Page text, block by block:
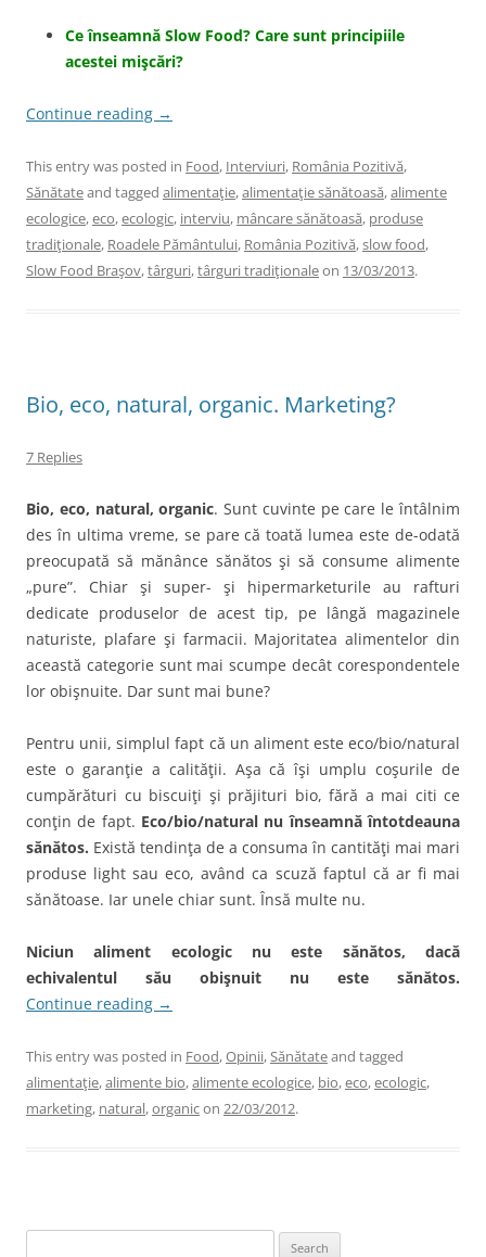
Ce înseamnă Slow Food? Care sunt principiile
acestei mişcări?
Continue reading →
This entry was posted in Food, Interviuri, România Pozitivă,
Sănătateand tagged alimentaţie,alimentaţie sănătoasă,alimente
ecologice,eco,ecologic, interviu, mâncare sănătoasă, produse
tradiţionale, Roadele Pământului, România Pozitivă,slow food,
Slow Food Braşov,târguri,târguri tradiţionaleon 13/03/2013.
Bio, eco, natural, organic. Marketing?
7 Replies
Bio, eco, natural, organic. Sunt cuvinte pe care le întâlnim
des în ultima vreme, se pare că toată lumea este de-odată
preocupată să mănânce sănătos şi să consume alimente
„pure”. Chiar şi super- şi hipermarketurile au rafturi
dedicate produselor de acest tip, pe lângă magazinele
naturiste, plafare şi farmacii. Majoritatea alimentelor din
această categorie sunt mai scumpe decât corespondentele
lor obişnuite. Dar sunt mai bune?
Pentru unii, simplul fapt că un aliment este eco/bio/natural
este o garanţie a calităţii. Aşa că îşi umplu coşurile de
cumpărături cu biscuiţi şi prăjituri bio, fără a mai citi ce
conţin de fapt. Eco/bio/natural nu înseamnă întotdeauna
sănătos. Există tendinţa de a consuma în cantităţi mai mari
produse light sau eco, având ca scuză faptul că ar fi mai
sănătoase. Iar unele chiar sunt. Însă multe nu.
Niciun aliment ecologic nu este sănătos, dacă
echivalentul său obişnuit nu este sănătos.
Continue reading →
This entry was posted in Food,Opinii,Sănătateand tagged
alimentaţie,alimente bio,alimente ecologice, bio,eco,ecologic,
marketing, natural,organicon 22/03/2012.